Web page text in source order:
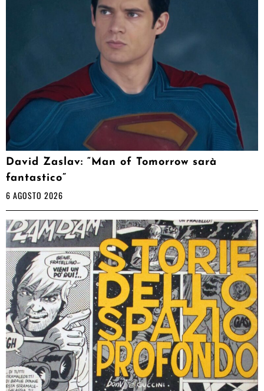
David Zaslav: “Man of Tomorrow sarà
fantastico”
6 AGOSTO 2026